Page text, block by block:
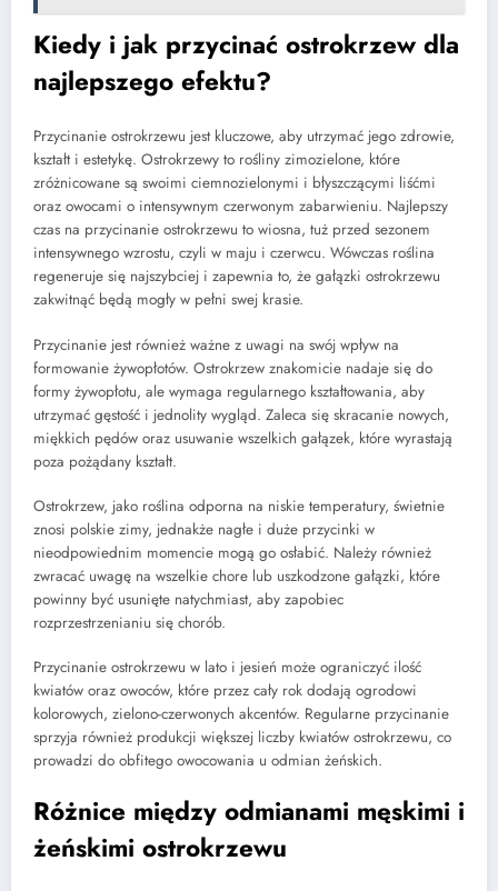
Kiedy i jak przycinać ostrokrzew dla
najlepszego efektu?
Przycinanie ostrokrzewu jest kluczowe, aby utrzymać jego zdrowie,
kształt i estetykę. Ostrokrzewy to rośliny zimozielone, które
zróżnicowane są swoimi ciemnozielonymi i błyszczącymi liśćmi
oraz owocami o intensywnym czerwonym zabarwieniu. Najlepszy
czas na przycinanie ostrokrzewu to wiosna, tuż przed sezonem
intensywnego wzrostu, czyli w maju i czerwcu. Wówczas roślina
regeneruje się najszybciej i zapewnia to, że gałązki ostrokrzewu
zakwitnąć będą mogły w pełni swej krasie.
Przycinanie jest również ważne z uwagi na swój wpływ na
formowanie żywopłotów. Ostrokrzew znakomicie nadaje się do
formy żywopłotu, ale wymaga regularnego kształtowania, aby
utrzymać gęstość i jednolity wygląd. Zaleca się skracanie nowych,
miękkich pędów oraz usuwanie wszelkich gałązek, które wyrastają
poza pożądany kształt.
Ostrokrzew, jako roślina odporna na niskie temperatury, świetnie
znosi polskie zimy, jednakże nagłe i duże przycinki w
nieodpowiednim momencie mogą go osłabić. Należy również
zwracać uwagę na wszelkie chore lub uszkodzone gałązki, które
powinny być usunięte natychmiast, aby zapobiec
rozprzestrzenianiu się chorób.
Przycinanie ostrokrzewu w lato i jesień może ograniczyć ilość
kwiatów oraz owoców, które przez cały rok dodają ogrodowi
kolorowych, zielono-czerwonych akcentów. Regularne przycinanie
sprzyja również produkcji większej liczby kwiatów ostrokrzewu, co
prowadzi do obfitego owocowania u odmian żeńskich.
Różnice między odmianami męskimi i
żeńskimi ostrokrzewu